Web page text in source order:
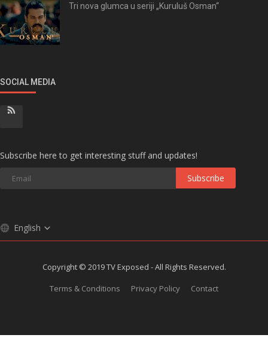
Tri nova glumca u seriji „Kuruluš Osman“
SOCIAL MEDIA
Subscribe here to get interesting stuff and updates!
Subscribe
English
Copyright © 2019 TV Exposed - All Rights Reserved.
Terms & Conditions
Privacy Policy Contact